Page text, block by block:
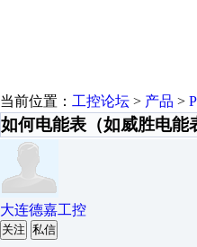
当前位置： 工控论坛 > 产品 >
如何电能表（如威胜电能
大连德嘉工控
关注 私信